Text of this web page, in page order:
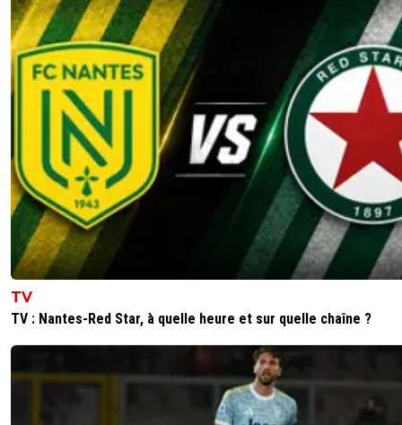
TV
TV : Nantes-Red Star, à quelle heure et sur quelle chaîne ?